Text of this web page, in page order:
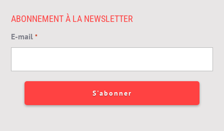
ABONNEMENT À LA NEWSLETTER
E-mail *